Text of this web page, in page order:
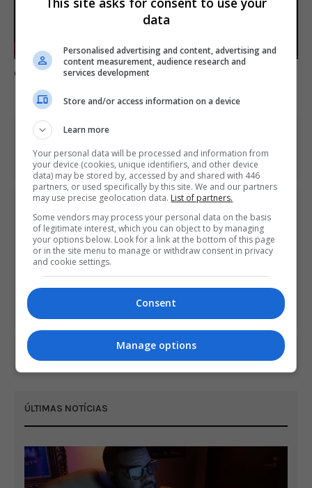
Play
-03:13
Mute SettingsEnter
Comente esta notícia no Fórum Outer Space
PREVIOUS ARTICLE
Pokémon Company promete anunciar "grande projeto"
na semana que vem
NEXT ARTICLE
Assassin's Creed Origins para PC fica gratuito no fim de
semana
COMMENTS
ÚLTIMAS NOTÍCIAS
data
Personalised advertising and content, advertising and
content measurement, audience research and
services development
Store and/or access information on a device
Learn more
Your personal data will be processed and information from
your device (cookies, unique identifiers, and other device
data) may be stored by, accessed by and shared with 446
partners, or used specifically by this site. We and our partners
may use precise geolocation data. List of partners.
Some vendors may process your personal data on the basis
of legitimate interest, which you can object to by managing
your options below. Look for a link at the bottom of this page
or in the site menu to manage or withdraw consent in privacy
and cookie settings.
Consent
Manage options